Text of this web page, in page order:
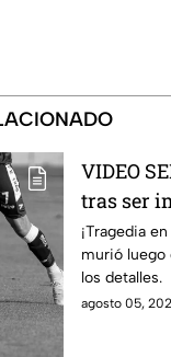
VIDEO
tras ser
partido;
¡Tragedia
murió luego
los detalles.
agosto 05,